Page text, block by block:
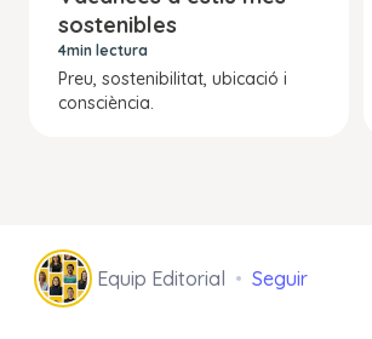
sostenibles
4min lectura
Preu, sostenibilitat, ubicació i
consciència.
Equip Editorial Seguir